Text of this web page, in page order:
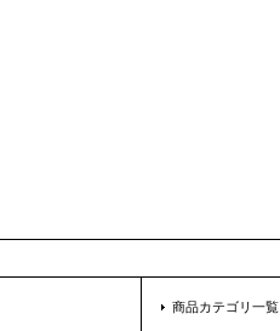
商品カテゴリ一覧